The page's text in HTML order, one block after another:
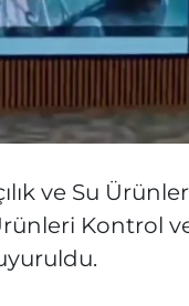
ve Su
Kontrol